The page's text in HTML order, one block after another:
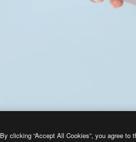
By clicking “Accept All Cookies”, you agree